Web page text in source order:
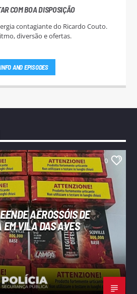
COM BOA DISPOSIÇÃO
contagiante do Ricardo Couto.
diversão e ofertas.
INFO AND EPISODES
0
AEROSSÓIS DE
EM VILA DAS AVES